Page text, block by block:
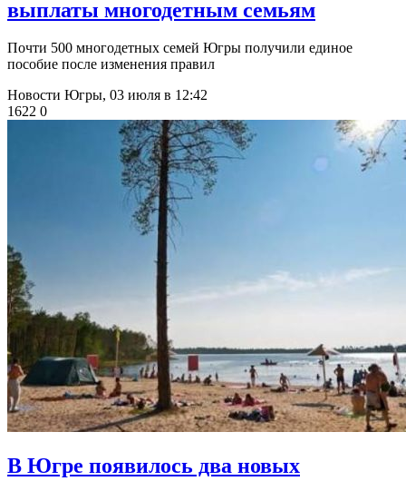
выплаты многодетным семьям
Почти 500 многодетных семей Югры получили единое
пособие после изменения правил
Новости Югры, 03 июля в 12:42
1622 0
В Югре появилось два новых